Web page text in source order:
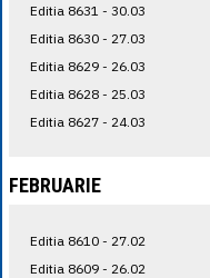
Editia 8631 - 30.03
Editia 8630 - 27.03
Editia 8629 - 26.03
Editia 8628 - 25.03
Editia 8627 - 24.03
FEBRUARIE
Editia 8610 - 27.02
Editia 8609 - 26.02